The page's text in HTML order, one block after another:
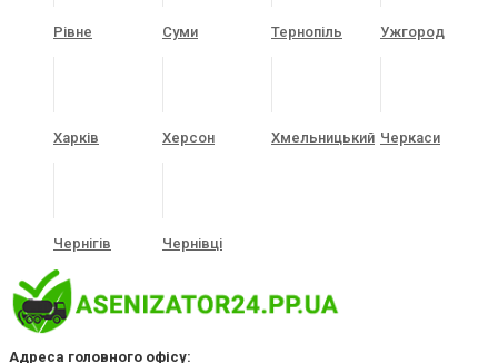
Рівне Суми Тернопіль Ужгород
Харків Херсон Хмельницький Черкаси
Чернігів Чернівці
Адреса головного офісу: